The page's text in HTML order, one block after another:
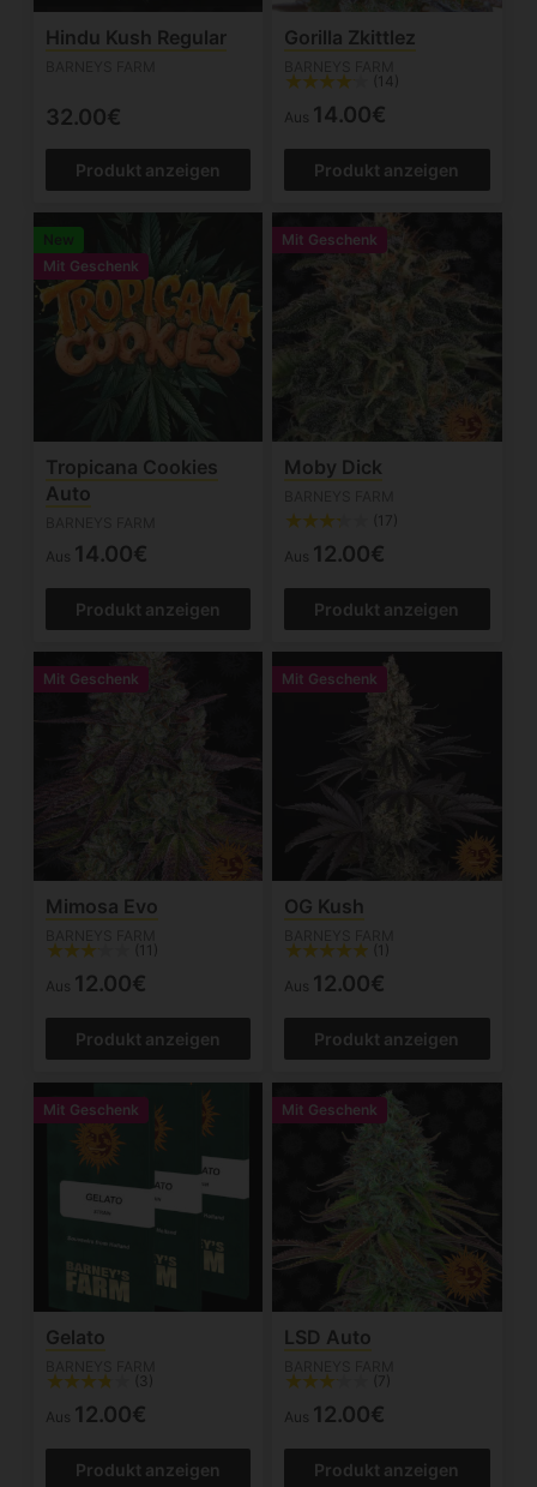
Hindu Kush Regular
32.00€
Produkt anzeigen
Gorilla Zkittlez
(14)
Aus 14.00€
Produkt anzeigen
New
Mit Geschenk
Tropicana Cookies
Auto
Aus 14.00€
Produkt anzeigen
Mit Geschenk
Moby Dick
(17)
Aus 12.00€
Produkt anzeigen
Mit Geschenk
Mimosa Evo
(11)
Aus 12.00€
Produkt anzeigen
Mit Geschenk
OG Kush
(1)
Aus 12.00€
Produkt anzeigen
Mit Geschenk
Gelato
(3)
Aus 12.00€
Produkt anzeigen
Mit Geschenk
LSD Auto
(7)
Aus 12.00€
Produkt anzeigen